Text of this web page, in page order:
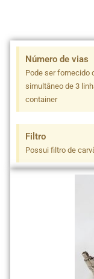
Número de vias
Pode ser fornecido
simultâneo de 3
container
Filtro
Possui filtro de